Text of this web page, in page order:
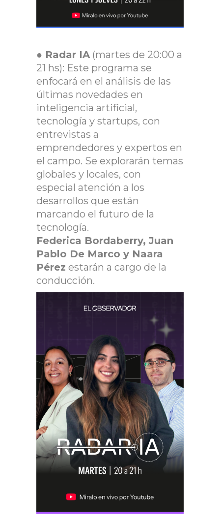
● Radar IA (martes de 20:00 a
21 hs): Este programa se
enfocará en el análisis de las
últimas novedades en
inteligencia artificial,
tecnología y startups, con
entrevistas a
emprendedores y expertos en
el campo. Se explorarán temas
globales y locales, con
especial atención a los
desarrollos que están
marcando el futuro de la
tecnología.
Federica Bordaberry, Juan
Pablo De Marco y Naara
Pérez estarán a cargo de la
conducción.